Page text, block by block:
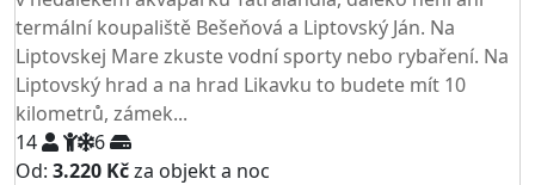
termální koupaliště Bešeňová a Liptovský Ján. Na
Liptovskej Mare zkuste vodní sporty nebo rybaření. Na
Liptovský hrad a na hrad Likavku to budete mít 10
kilometrů, zámek...
14
6
Od: 3.220 Kčza objekt a noc